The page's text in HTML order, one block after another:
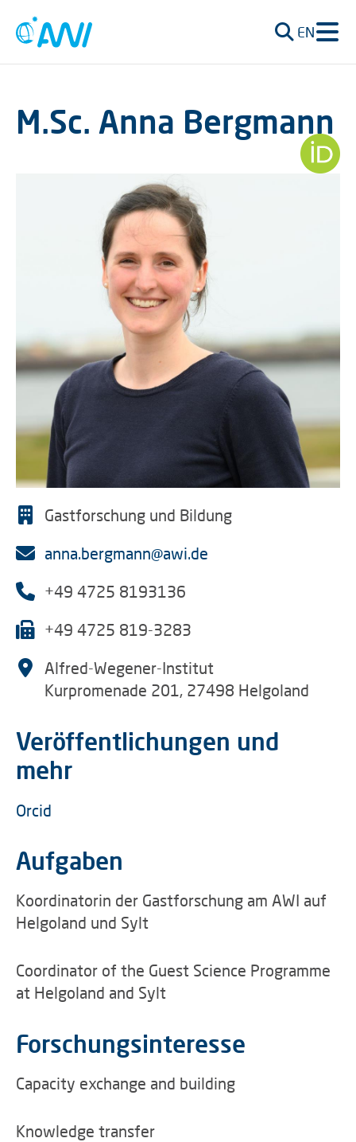
EN
M.Sc. Anna Bergmann
Gastforschung und Bildung
anna.bergmann@awi.de
+49 4725 8193136
+49 4725 819-3283
Alfred-Wegener-Institut
Kurpromenade 201, 27498 Helgoland
Veröffentlichungen und
mehr
Orcid
Aufgaben
Koordinatorin der Gastforschung am AWI auf
Helgoland und Sylt
Coordinator of the Guest Science Programme
at Helgoland and Sylt
Forschungsinteresse
Capacity exchange and building
Knowledge transfer